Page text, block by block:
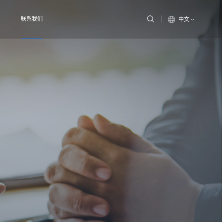
联系我们 中文